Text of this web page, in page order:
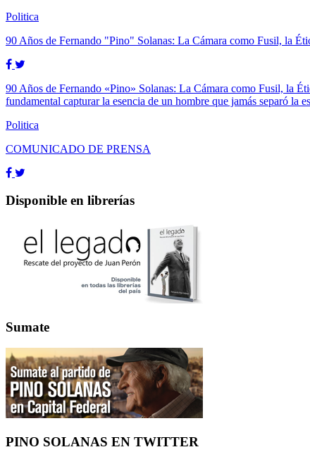
Politica
90 Años de Fernando "Pino" Solanas: La Cámara como Fusil, la
90 Años de Fernando «Pino» Solanas: La Cámara como Fusil, la
fundamental capturar la esencia de un hombre que jamás separó la
Politica
COMUNICADO DE PRENSA
Disponible en librerías
Sumate
PINO SOLANAS EN TWITTER